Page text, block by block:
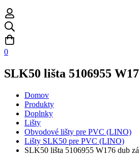
0
SLK50 lišta 5106955
Domov
Produkty
Doplnky
Lišty
Obvodové lišty pre PVC (LINO)
Lišty SLK50 pre PVC (LINO)
SLK50 lišta 5106955 W176 dub